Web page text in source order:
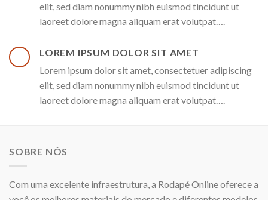
elit, sed diam nonummy nibh euismod tincidunt ut
laoreet dolore magna aliquam erat volutpat….
LOREM IPSUM DOLOR SIT AMET
Lorem ipsum dolor sit amet, consectetuer adipiscing
elit, sed diam nonummy nibh euismod tincidunt ut
laoreet dolore magna aliquam erat volutpat….
SOBRE NÓS
Com uma excelente infraestrutura, a Rodapé Online oferece a